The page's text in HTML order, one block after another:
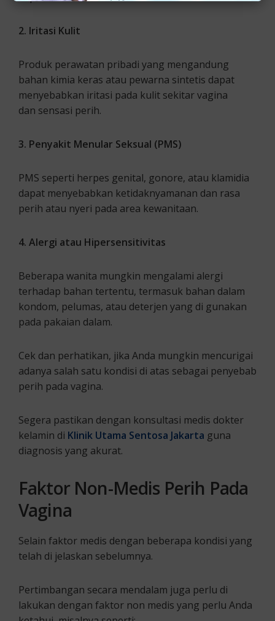
2. Iritasi Kulit
Produk perawatan pribadi yang mengandung
bahan kimia keras atau pewarna sintetis dapat
menyebabkan iritasi pada kulit sekitar vagina
dan sensasi perih.
3. Penyakit Menular Seksual (PMS)
PMS seperti herpes genital, gonore, atau klamidia
dapat menyebabkan ketidaknyamanan dan rasa
perih atau nyeri pada area kewanitaan.
4. Alergi atau Hipersensitivitas
Beberapa wanita mungkin mengalami alergi
terhadap bahan tertentu, termasuk bahan dalam
kondom, pelumas, atau deterjen yang di gunakan
pada pakaian dalam.
Cek dan perhatikan, jika Anda mungkin mencurigai
adanya salah satu kondisi di atas sebagai penyebab
perih pada vagina.
Segera pastikan dengan konsultasi medis dokter
kelamin di Klinik Utama Sentosa Jakarta guna
diagnosis yang akurat.
Faktor Non-Medis Perih Pada
Vagina
Selain faktor medis dengan beberapa kondisi yang
telah di jelaskan sebelumnya.
Pertimbangan secara mendalam juga perlu di
lakukan dengan faktor non medis yang perlu Anda